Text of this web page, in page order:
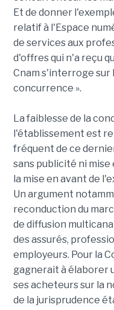
Et de donner
relatif à l'Espace
de services aux
d'offres qui n'a reçu
Cnam s'interroge sur
concurrence ».
La faiblesse de la
l'établissement est
fréquent de ce
sans publicité ni
la mise en avant de
Un argument
reconduction du
de diffusion
des assurés,
employeurs. Pour la
gagnerait à élaborer
ses acheteurs sur la
de la jurisprudence